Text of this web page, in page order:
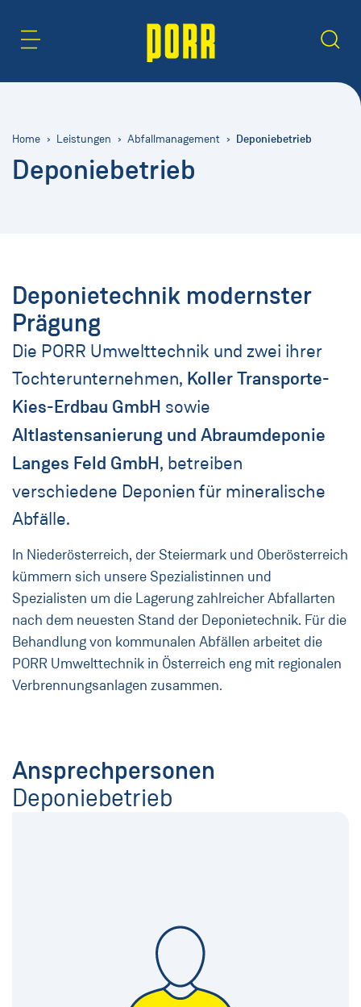
Home Leistungen Abfallmanagement Deponiebetrieb
Deponiebetrieb
Deponietechnik modernster
Prägung
Die PORR Umwelttechnik und zwei ihrer
Tochterunternehmen, Koller Transporte-
Kies-Erdbau GmbH sowie
Altlastensanierung und Abraumdeponie
Langes Feld GmbH, betreiben
verschiedene Deponien für mineralische
Abfälle.
In Niederösterreich, der Steiermark und Oberösterreich
kümmern sich unsere Spezialistinnen und
Spezialisten um die Lagerung zahlreicher Abfallarten
nach dem neuesten Stand der Deponietechnik. Für die
Behandlung von kommunalen Abfällen arbeitet die
PORR Umwelttechnik in Österreich eng mit regionalen
Verbrennungsanlagen zusammen.
Ansprechpersonen
Deponiebetrieb